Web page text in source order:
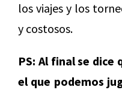
los viajes y los
y costosos.
PS: Al final se dice
el que podemos